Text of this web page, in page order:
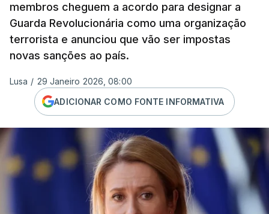
membros cheguem a acordo para designar a
Guarda Revolucionária como uma organização
terrorista e anunciou que vão ser impostas
novas sanções ao país.
Lusa / 29 Janeiro 2026, 08:00
ADICIONAR COMO FONTE INFORMATIVA